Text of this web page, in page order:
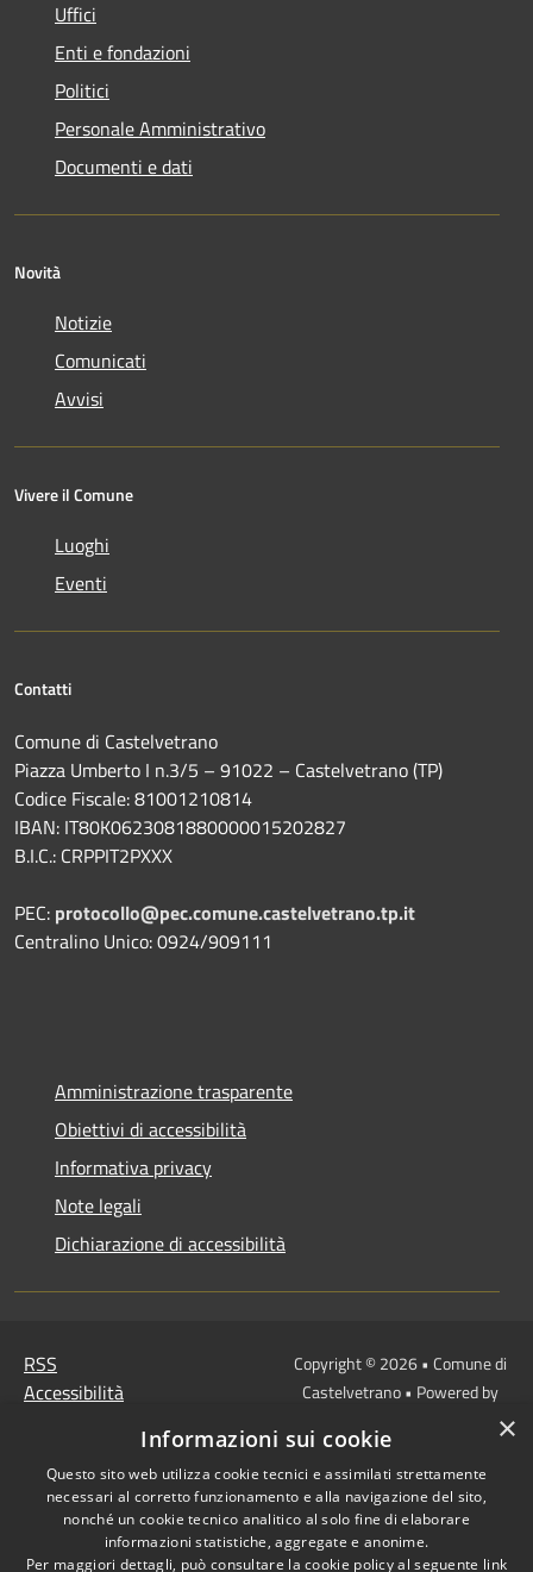
Uffici
Enti e fondazioni
Politici
Personale Amministrativo
Documenti e dati
Novità
Notizie
Comunicati
Avvisi
Vivere il Comune
Luoghi
Eventi
Contatti
Comune di Castelvetrano
Piazza Umberto I n.3/5 – 91022 – Castelvetrano (TP)
Codice Fiscale: 81001210814
IBAN: IT80K0623081880000015202827
B.I.C.: CRPPIT2PXXX
PEC: protocollo@pec.comune.castelvetrano.tp.it
Centralino Unico: 0924/909111
Amministrazione trasparente
Obiettivi di accessibilità
Informativa privacy
Note legali
Dichiarazione di accessibilità
RSS
Accessibilità
Mappa del sito
Link
Protocollo Urbi Smart
Copyright © 2026 • Comune di
Castelvetrano • Powered by
redazione
×
Informazioni sui cookie
Questo sito web utilizza cookie tecnici e assimilati strettamente
necessari al corretto funzionamento e alla navigazione del sito,
nonché un cookie tecnico analitico al solo fine di elaborare
informazioni statistiche, aggregate e anonime.
Per maggiori dettagli, può consultare la cookie policy al seguente link